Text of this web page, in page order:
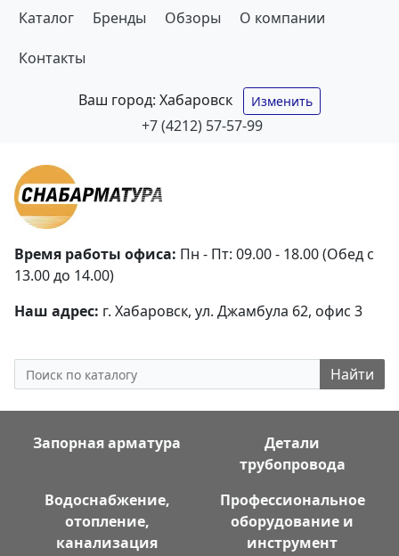
Каталог Бренды Обзоры О компании
Контакты
Ваш город: Хабаровск Изменить
+7 (4212) 57-57-99
Время работы офиса: Пн - Пт: 09.00 - 18.00 (Обед с
13.00 до 14.00)
Наш адрес: г. Хабаровск, ул. Джамбула 62, офис 3
Найти
Запорная арматура
Детали
трубопровода
Водоснабжение,
отопление,
канализация
Профессиональное
оборудование и
инструмент